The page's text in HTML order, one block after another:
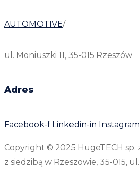
AUTOMOTIVE/
ul. Moniuszki 11, 35-015 Rzeszów
Adres
Facebook-f Linkedin-in Instagram
Copyright © 2025 HugeTECH sp.
z siedzibą w Rzeszowie, 35-015, ul.